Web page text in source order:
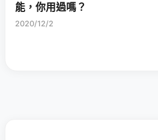
能，你用過嗎？
2020/12/2